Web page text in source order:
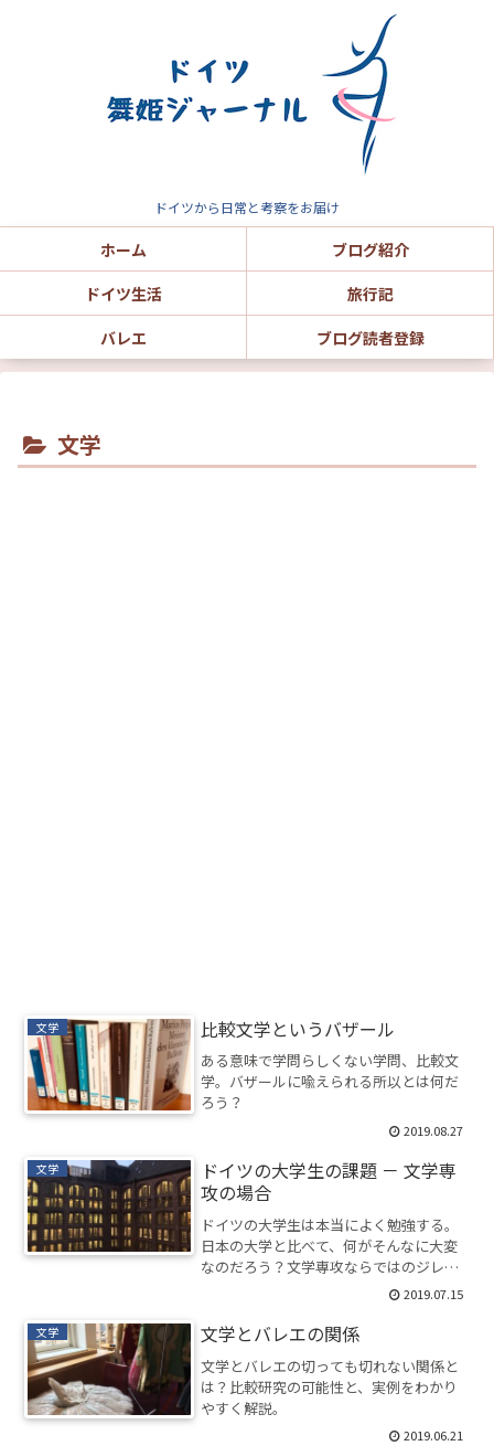
ドイツから日常と考察をお届け
ホーム
ブログ紹介
ドイツ生活
旅行記
バレエ
ブログ読者登録
文学
文学 比較文学というバザール
ある意味で学問らしくない学問、比較文
学。バザールに喩えられる所以とは何だ
ろう？
2019.08.27
文学
ドイツの大学生の課題 － 文学専
攻の場合
ドイツの大学生は本当によく勉強する。
日本の大学と比べて、何がそんなに大変
なのだろう？文学専攻ならではのジレン
2019.07.15
文学 文学とバレエの関係
文学とバレエの切っても切れない関係と
は？比較研究の可能性と、実例をわかり
やすく解説。
2019.06.21